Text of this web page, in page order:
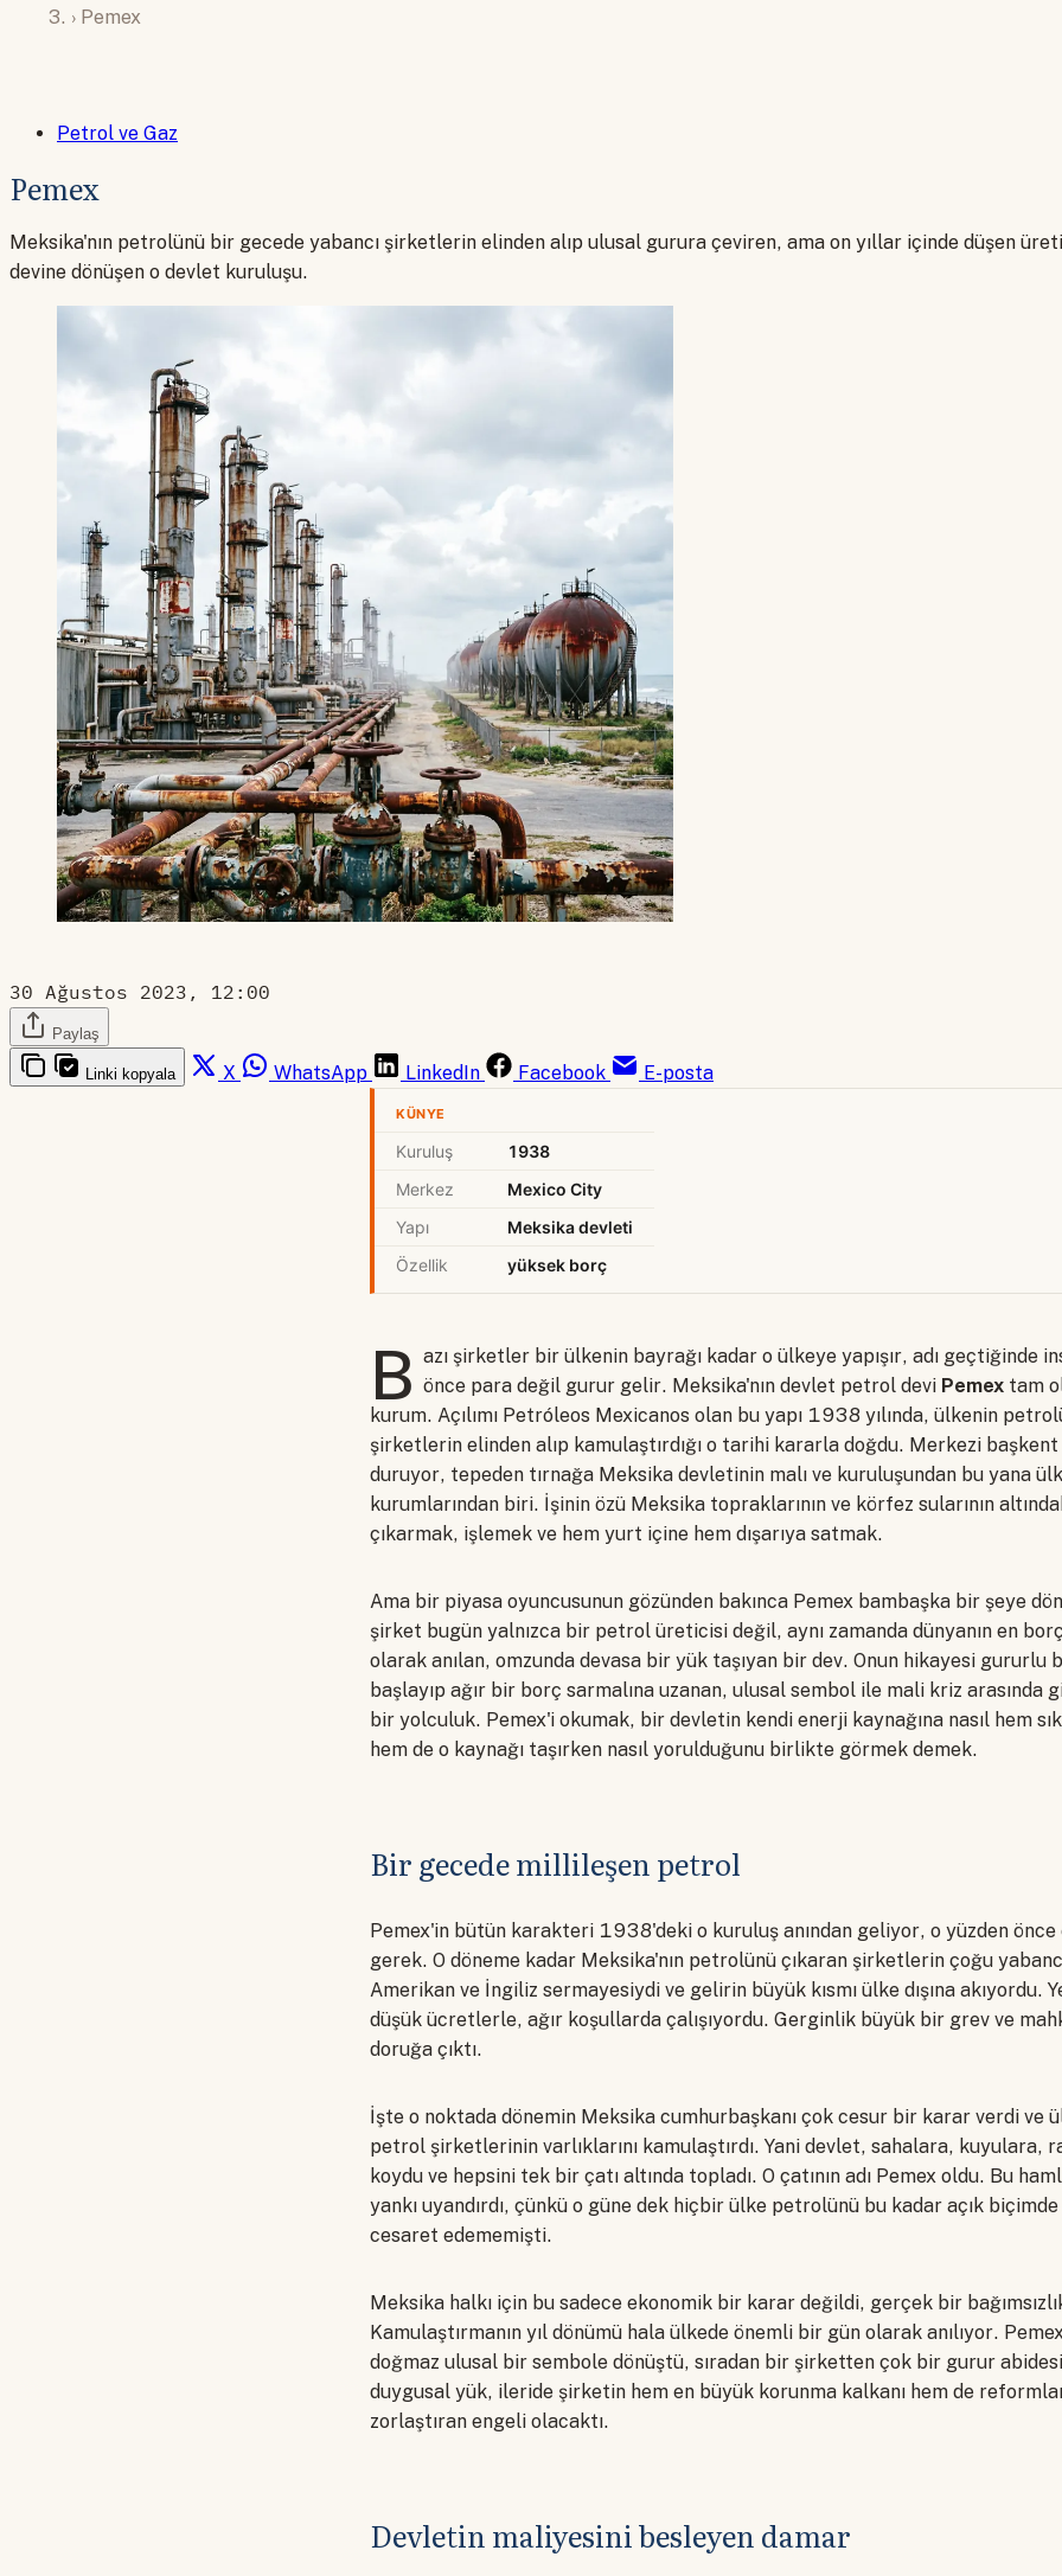
› Pemex
Petrol ve Gaz
Pemex
Meksika'nın petrolünü bir gecede yabancı şirketlerin elinden alıp ulusal gurura çeviren, ama on yıllar içinde düşen
devine dönüşen o devlet kuruluşu.
30 Ağustos 2023, 12:00
Paylaş
Linki kopyala X WhatsApp LinkedIn Facebook E-posta
KÜNYE
Kuruluş
1938
Merkez
Mexico City
Yapı
Meksika devleti
Özellik
yüksek borç
B azı şirketler bir ülkenin bayrağı kadar o ülkeye yapışır, adı geçtiğinde
önce para değil gurur gelir. Meksika'nın devlet petrol devi Pemex tam
kurum. Açılımı Petróleos Mexicanos olan bu yapı 1938 yılında, ülkenin
şirketlerin elinden alıp kamulaştırdığı o tarihi kararla doğdu. Merkezi
duruyor, tepeden tırnağa Meksika devletinin malı ve kuruluşundan bu yana
kurumlarından biri. İşinin özü Meksika topraklarının ve körfez sularının
çıkarmak, işlemek ve hem yurt içine hem dışarıya satmak.
Ama bir piyasa oyuncusunun gözünden bakınca Pemex bambaşka bir şeye
şirket bugün yalnızca bir petrol üreticisi değil, aynı zamanda dünyanın en
olarak anılan, omzunda devasa bir yük taşıyan bir dev. Onun hikayesi gururlu
başlayıp ağır bir borç sarmalına uzanan, ulusal sembol ile mali kriz arasında
bir yolculuk. Pemex'i okumak, bir devletin kendi enerji kaynağına nasıl hem sıkı
hem de o kaynağı taşırken nasıl yorulduğunu birlikte görmek demek.
Bir gecede millileşen petrol
Pemex'in bütün karakteri 1938'deki o kuruluş anından geliyor, o yüzden
gerek. O döneme kadar Meksika'nın petrolünü çıkaran şirketlerin çoğu
Amerikan ve İngiliz sermayesiydi ve gelirin büyük kısmı ülke dışına akıyordu.
düşük ücretlerle, ağır koşullarda çalışıyordu. Gerginlik büyük bir grev ve
doruğa çıktı.
İşte o noktada dönemin Meksika cumhurbaşkanı çok cesur bir karar verdi ve
petrol şirketlerinin varlıklarını kamulaştırdı. Yani devlet, sahalara, kuyulara,
koydu ve hepsini tek bir çatı altında topladı. O çatının adı Pemex oldu. Bu
yankı uyandırdı, çünkü o güne dek hiçbir ülke petrolünü bu kadar açık
cesaret edememişti.
Meksika halkı için bu sadece ekonomik bir karar değildi, gerçek bir
Kamulaştırmanın yıl dönümü hala ülkede önemli bir gün olarak anılıyor.
doğmaz ulusal bir sembole dönüştü, sıradan bir şirketten çok bir gurur
duygusal yük, ileride şirketin hem en büyük korunma kalkanı hem de
zorlaştıran engeli olacaktı.
Devletin maliyesini besleyen damar